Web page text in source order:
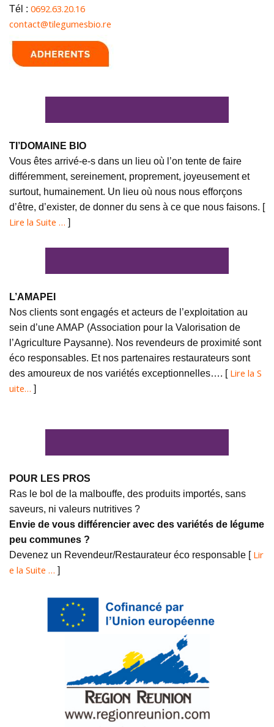
Tél : 0692.63.20.16
contact@tilegumesbio.re
TI’DOMAINE BIO
Vous êtes arrivé-e-s dans un lieu où l’on tente de faire
différemment, sereinement, proprement, joyeusement et
surtout, humainement. Un lieu où nous nous efforçons
d’être, d’exister, de donner du sens à ce que nous faisons. [
Lire la Suite … ]
L’AMAPEI
Nos clients sont engagés et acteurs de l’exploitation au
sein d’une AMAP (Association pour la Valorisation de
l’Agriculture Paysanne). Nos revendeurs de proximité sont
éco responsables. Et nos partenaires restaurateurs sont
des amoureux de nos variétés exceptionnelles…. [ Lire la S
uite… ]
POUR LES PROS
Ras le bol de la malbouffe, des produits importés, sans
saveurs, ni valeurs nutritives ?
Envie de vous différencier avec des variétés de légume
peu communes ?
Devenez un Revendeur/Restaurateur éco responsable [ Lir
e la Suite … ]